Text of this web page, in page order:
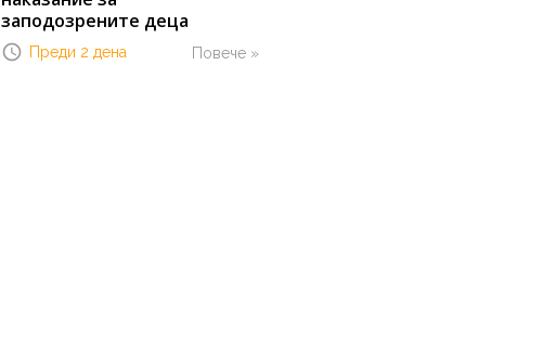
заподозрените деца
Повече »
Преди 2 дена